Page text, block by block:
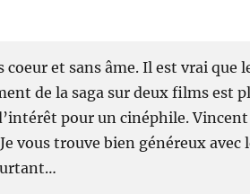
et sans âme. Il est vrai que
de la saga sur deux films est
pour un cinéphile. Vincent
vous trouve bien généreux avec